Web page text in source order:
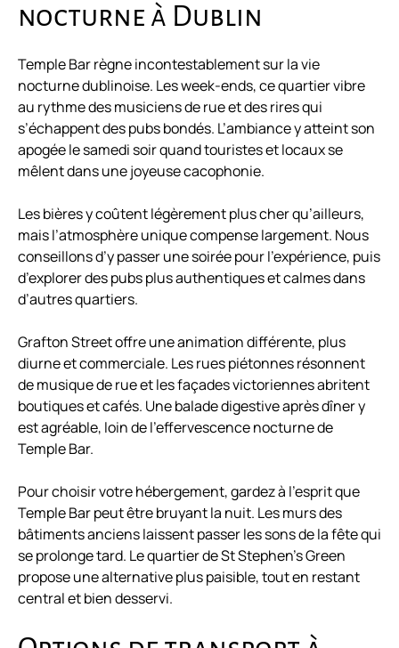
nocturne à Dublin
Temple Bar règne incontestablement sur la vie
nocturne dublinoise. Les week-ends, ce quartier vibre
au rythme des musiciens de rue et des rires qui
s’échappent des pubs bondés. L’ambiance y atteint son
apogée le samedi soir quand touristes et locaux se
mêlent dans une joyeuse cacophonie.
Les bières y coûtent légèrement plus cher qu’ailleurs,
mais l’atmosphère unique compense largement. Nous
conseillons d’y passer une soirée pour l’expérience, puis
d’explorer des pubs plus authentiques et calmes dans
d’autres quartiers.
Grafton Street offre une animation différente, plus
diurne et commerciale. Les rues piétonnes résonnent
de musique de rue et les façades victoriennes abritent
boutiques et cafés. Une balade digestive après dîner y
est agréable, loin de l’effervescence nocturne de
Temple Bar.
Pour choisir votre hébergement, gardez à l’esprit que
Temple Bar peut être bruyant la nuit. Les murs des
bâtiments anciens laissent passer les sons de la fête qui
se prolonge tard. Le quartier de St Stephen’s Green
propose une alternative plus paisible, tout en restant
central et bien desservi.